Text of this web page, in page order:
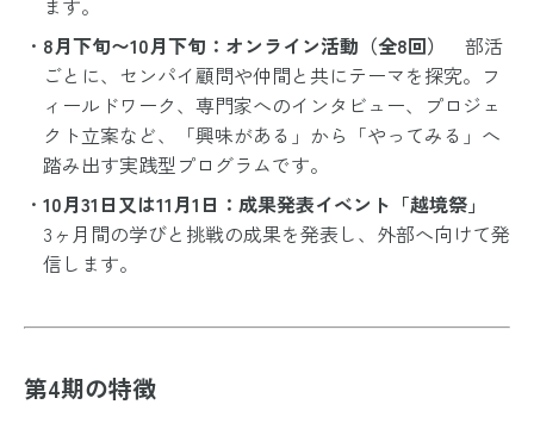
ます。
8月下旬〜10月下旬：オンライン活動（全8回）
部活
ごとに、センパイ顧問や仲間と共にテーマを探究。フ
ィールドワーク、専門家へのインタビュー、プロジェ
クト立案など、「興味がある」から「やってみる」へ
踏み出す実践型プログラムです。
10月31日又は11月1日：成果発表イベント「越境祭」
3ヶ月間の学びと挑戦の成果を発表し、外部へ向けて発
信します。
第4期の特徴